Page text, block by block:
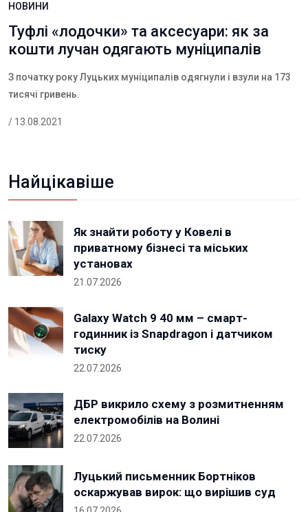
НОВИНИ
Туфлі «лодочки» та аксесуари: як за
кошти лучан одягають муніципалів
З початку року Луцьких муніципалів одягнули і взули на 173
тисячі гривень.
/ 13.08.2021
Найцікавіше
Як знайти роботу у Ковелі в
приватному бізнесі та міських
установах
21.07.2026
Galaxy Watch 9 40 мм – смарт-
годинник із Snapdragon і датчиком
тиску
22.07.2026
ДБР викрило схему з розмитненням
електромобілів на Волині
22.07.2026
Луцький письменник Бортніков
оскаржував вирок: що вирішив суд